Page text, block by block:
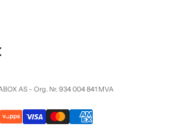
AS - Org. Nr. 934 004 841 MVA